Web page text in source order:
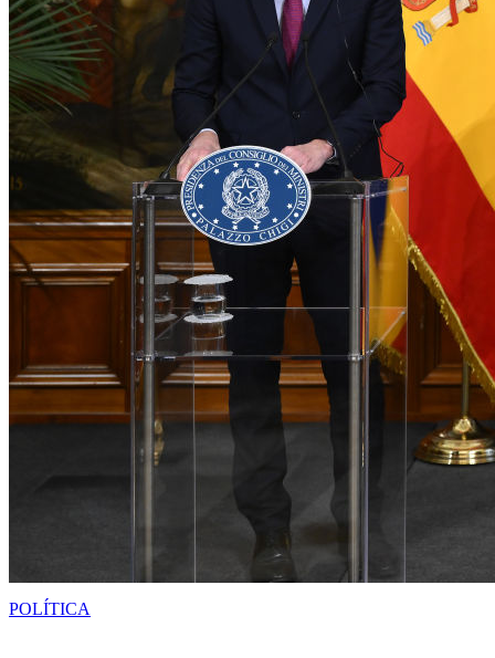
POLÍTICA